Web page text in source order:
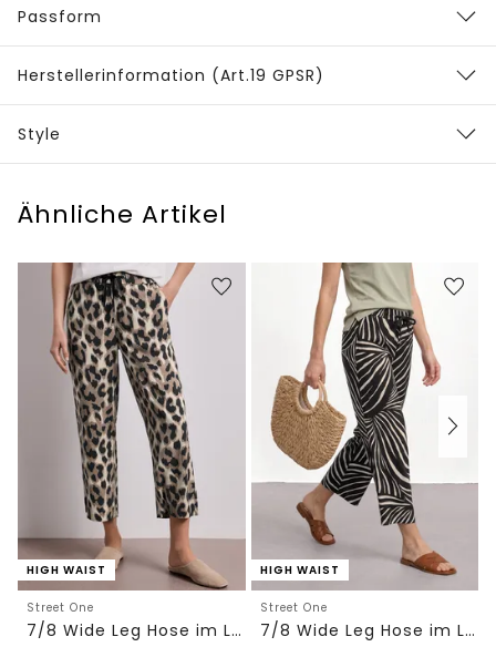
Passform
Herstellerinformation (Art.19 GPSR)
Style
Ähnliche Artikel
HIGH WAIST
Street One
7/8 Wide Leg Hose im Loose Fit mit Print
HIGH WAIST
Street One
7/8 Wide Leg Hose im Loose Fit